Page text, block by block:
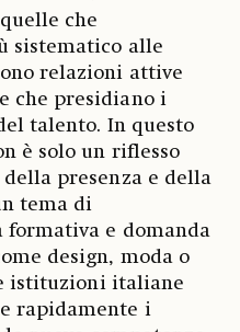
che
sistematico alle
relazioni attive
che presidiano i
talento. In questo
è solo un riflesso
presenza e della
tema di
e domanda
design, moda o
istituzioni italiane
rapidamente i